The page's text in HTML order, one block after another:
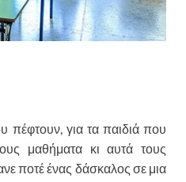
πέφτουν, για τα παιδιά που
μαθήματα κι αυτά τους
ποτέ ένας δάσκαλος σε μια